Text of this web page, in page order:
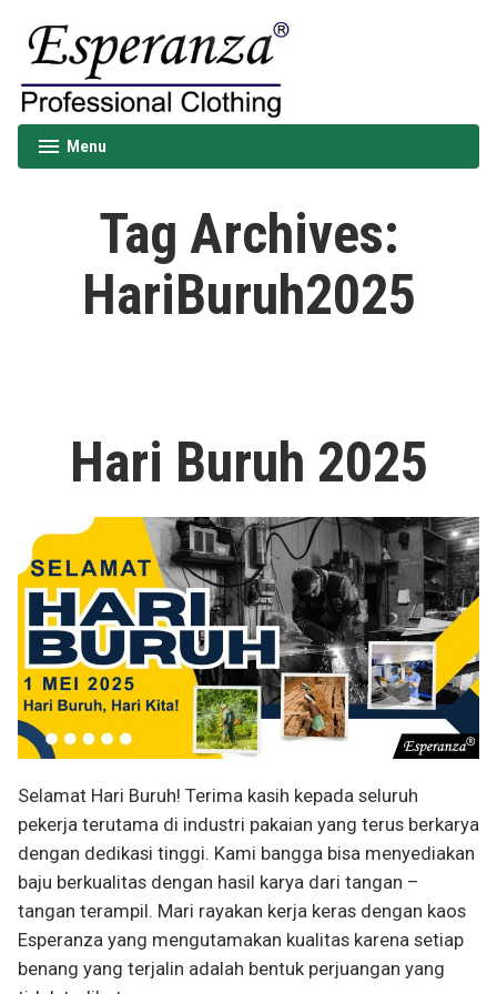
content
Esperanza
Menu
expanded
collapsed
Tag Archives:
HariBuruh2025
Hari Buruh 2025
Selamat Hari Buruh! Terima kasih kepada seluruh
pekerja terutama di industri pakaian yang terus berkarya
dengan dedikasi tinggi. Kami bangga bisa menyediakan
baju berkualitas dengan hasil karya dari tangan –
tangan terampil. Mari rayakan kerja keras dengan kaos
Esperanza yang mengutamakan kualitas karena setiap
benang yang terjalin adalah bentuk perjuangan yang